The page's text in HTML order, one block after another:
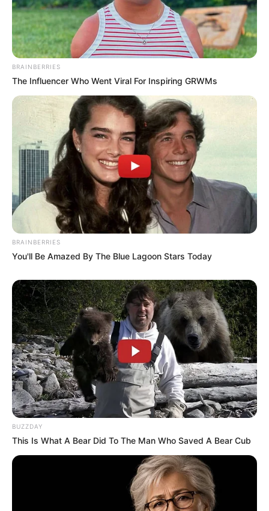
Τετάρτη, 5 Οκτωβρίου 2022, 21:39
Ο Υπόγειος Πόλεμος είναι γεγονός.....
Κεντρικό Ισραηλιτικό
Συμβούλιο: Αντιδρά για την
προαγωγή της Παγουτέλη
στην αντιπροεδρία του...
ΑΠΟΚΑΛΥΨΗ ΤΩΡΑ. ΗΡΘΕ Η
ΩΡΑ ΤΩΝ ΓΗΙΝΩΝ
ΑΠΟΚΑΛΥΨΕΩΝ ΛΕΠΤΟ ΠΡΟΣ
ΛΕΠΤΟ. Ο...
σχολιάζοντας τον λόγο
Νικηφόρας...
ΑΠΑΓΟΡΕΥΣΗΣ rapid test από
καθαρά ότι...
Email address:
BRAINBERRIES
The Influencer Who Went Viral For Inspiring GRWMs
BRAINBERRIES
You'll Be Amazed By The Blue Lagoon Stars Today
BUZZDAY
This Is What A Bear Did To The Man Who Saved A Bear Cub